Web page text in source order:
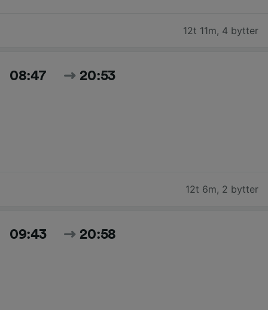
12t 11m, 4 bytter
08:47 20:53
12t 6m, 2 bytter
09:43 20:58